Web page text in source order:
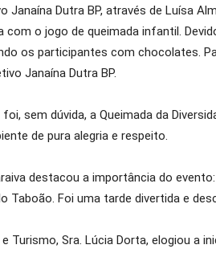
Janaína Dutra BP, através de Luísa
com o jogo de queimada infantil.
os participantes com chocolates.
Janaína Dutra BP.
sem dúvida, a Queimada da
de pura alegria e respeito.
destacou a importância do
Taboão. Foi uma tarde divertida e
Turismo, Sra. Lúcia Dorta, elogiou a